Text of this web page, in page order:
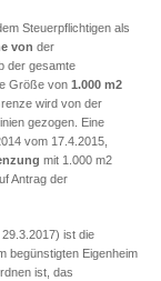
Steuerpflichtigen als
von der
der gesamte
Größe von 1.000 m2
wird von der
gezogen. Eine
vom 17.4.2015,
mit 1.000 m2
Antrag der
ist die
begünstigten Eigenheim
ist, das